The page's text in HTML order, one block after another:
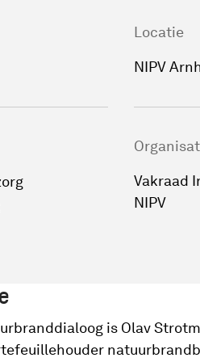
Locatie
NIPV
Vakraad
NIPV
is Olav